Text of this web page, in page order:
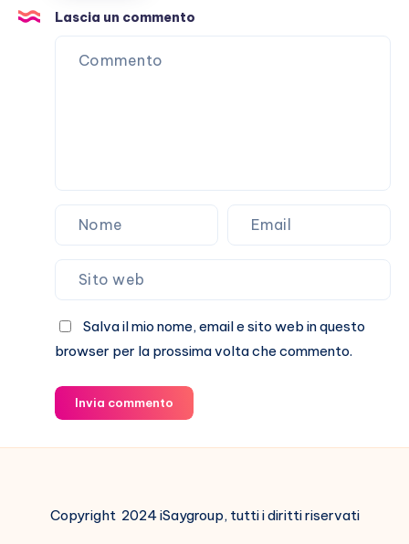
tutti
casi
umani
Lascia un commento
Salva il mio nome, email e sito web in questo
browser per la prossima volta che commento.
Invia commento
Copyright 2024 iSaygroup, tutti i diritti riservati